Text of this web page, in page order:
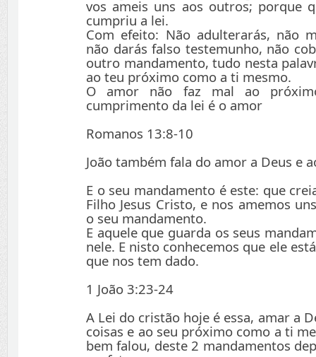
vos ameis uns aos outros; porque
cumpriu a lei.
Com efeito: Não adulterarás, não
não darás falso testemunho, não
outro mandamento, tudo nesta
ao teu próximo como a ti mesmo.
O amor não faz mal ao
cumprimento da lei é o amor
Romanos 13:8-10
João também fala do amor a Deus e
E o seu mandamento é este: que
Filho Jesus Cristo, e nos amemos
o seu mandamento.
E aquele que guarda os seus
nele. E nisto conhecemos que ele
que nos tem dado.
1 João 3:23-24
A Lei do cristão hoje é essa, amar a
coisas e ao seu próximo como a ti
bem falou, deste 2 mandamentos